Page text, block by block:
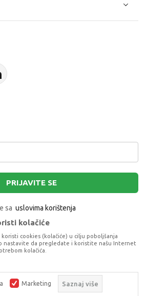
PRIJAVITE SE
sa uslovima korištenja
kolačiće
cookies (kolačiće) u cilju poboljšanja
nastavite da pregledate i koristite našu Internet
kolačića.
Marketing Saznaj više